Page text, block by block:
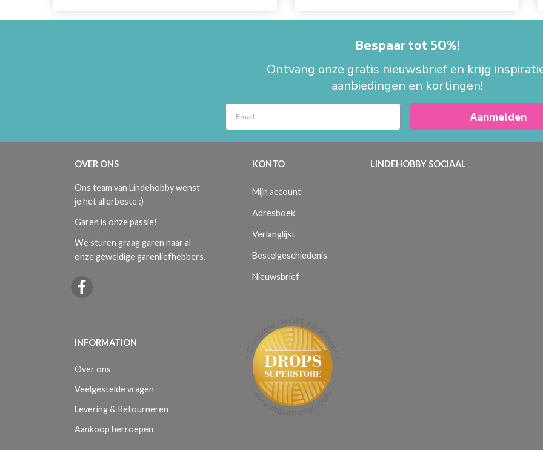
Bespaar tot 50%!
Ontvang onze gratis nieuwsbrief en krijg
aanbiedingen en kortingen!
Aanmelden
OVER ONS
Ons team van Lindehobby wenst
je het allerbeste :)
Garen is onze passie!
We sturen graag garen naar al
onze geweldige garenliefhebbers.
INFORMATION
Over ons
Veelgestelde vragen
Levering & Retourneren
Aankoop herroepen
KONTO
Mijn account
Adresboek
Verlanglijst
Bestelgeschiedenis
Nieuwsbrief
LINDEHOBBY SOCIAAL